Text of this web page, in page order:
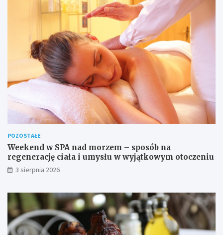
POZOSTAŁE
Weekend w SPA nad morzem – sposób na
regenerację ciała i umysłu w wyjątkowym otoczeniu
3 sierpnia 2026